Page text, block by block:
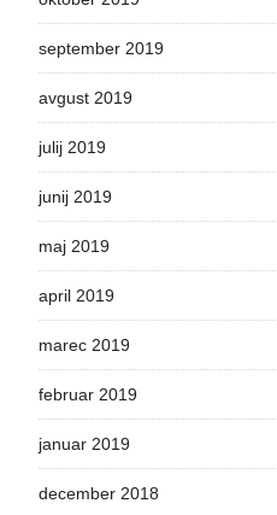
september 2019
avgust 2019
julij 2019
junij 2019
maj 2019
april 2019
marec 2019
februar 2019
januar 2019
december 2018